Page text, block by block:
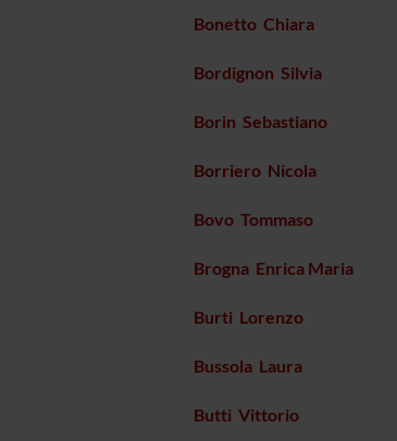
Bonetto Chiara
Bordignon Silvia
Borin Sebastiano
Borriero Nicola
Bovo Tommaso
Brogna Enrica Maria
Burti Lorenzo
Bussola Laura
Butti Vittorio